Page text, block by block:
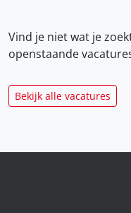
Vind je niet wat je
openstaande
Bekijk alle vacatures